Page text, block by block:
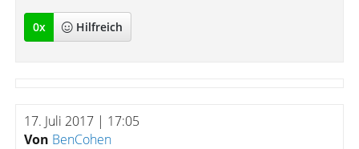
0x Hilfreich
17. Juli 2017 | 17:05
Von BenCohen